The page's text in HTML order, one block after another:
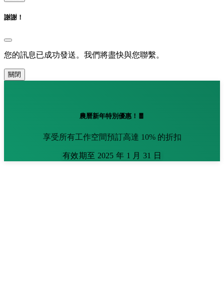
謝謝！
您的訊息已成功發送。我們將盡快與您聯繫。
關閉
農曆新年特別優惠！🧧
享受所有工作空間預訂高達 10% 的折扣
有效期至 2025 年 1 月 31 日